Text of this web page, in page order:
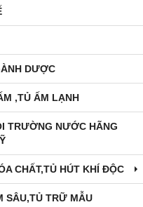
DƯỢC
,TỦ ẤM LẠNH
TRƯỜNG NƯỚC HÃNG
CHẤT,TỦ HÚT KHÍ ĐỘC
SÂU,TỦ TRỮ MẪU